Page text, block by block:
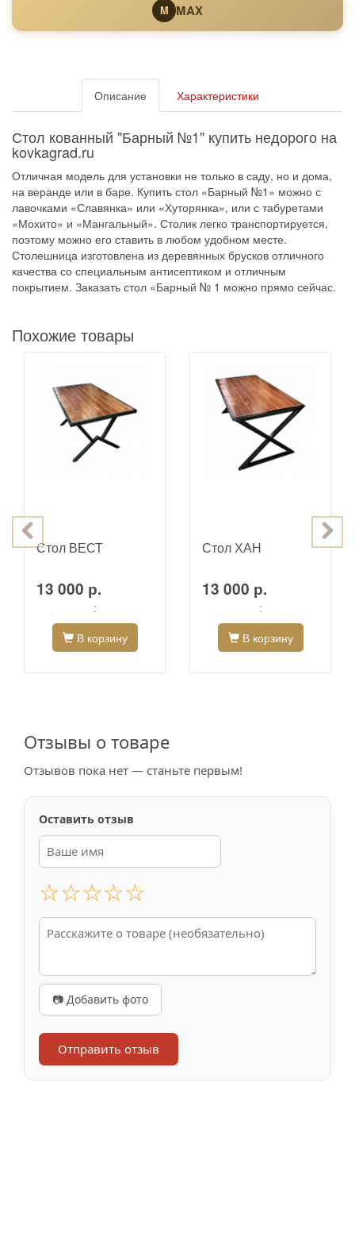
M MAX
Описание Характеристики
Стол кованный "Барный №1" купить недорого на
kovkagrad.ru
Отличная модель для установки не только в саду, но и дома,
на веранде или в баре. Купить стол «Барный №1» можно с
лавочками «Славянка» или «Хуторянка», или с табуретами
«Мохито» и «Мангальный». Столик легко транспортируется,
поэтому можно его ставить в любом удобном месте.
Столешница изготовлена из деревянных брусков отличного
качества со специальным антисептиком и отличным
покрытием. Заказать стол «Барный № 1 можно прямо сейчас.
Похожие товары
Стол ВЕСТ
13 000 р.
:
В корзину
Стол ХАН
13 000 р.
:
В корзину
Отзывы о товаре
Отзывов пока нет — станьте первым!
Оставить отзыв
☆☆☆☆☆
📷 Добавить фото
Отправить отзыв